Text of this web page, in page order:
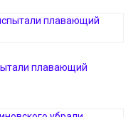
плавающий